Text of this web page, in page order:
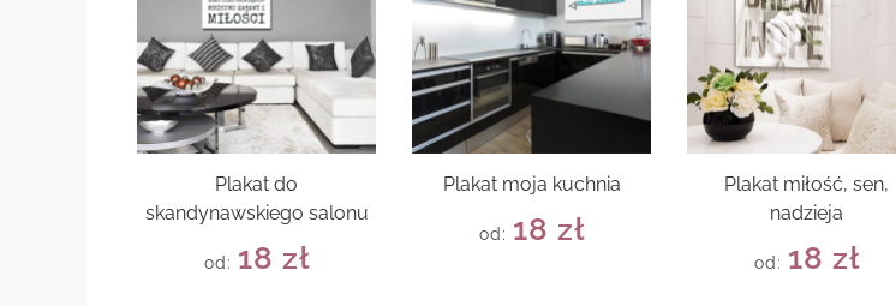
Plakat do
skandynawskiego salonu
od: 18 zł
Plakat moja kuchnia
od: 18 zł
Plakat miłość, sen,
nadzieja
od: 18 zł